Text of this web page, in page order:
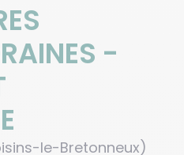
-
le-Bretonneux)